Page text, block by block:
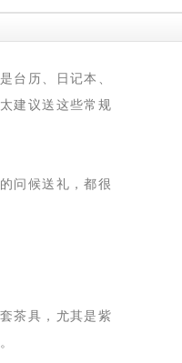
台历、日记本、
建议送这些常规
问候送礼，都很
茶具，尤其是紫